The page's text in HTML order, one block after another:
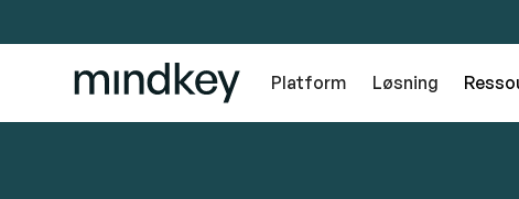
Platform Løsning